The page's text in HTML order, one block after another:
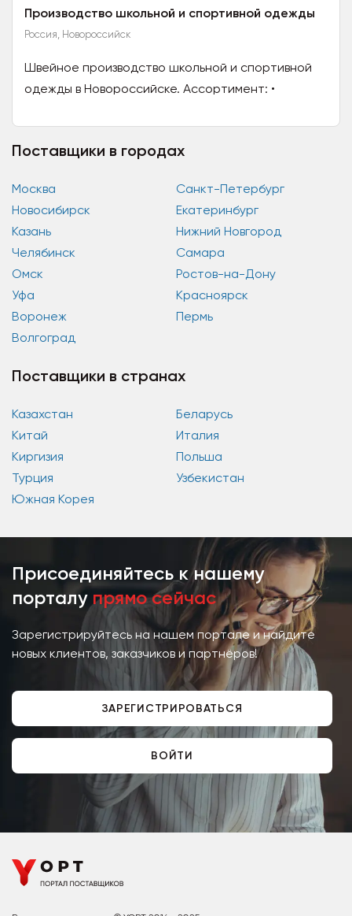
Производство школьной и спортивной одежды
Россия, Новороссийск
Швейное производство школьной и спортивной
одежды в Новороссийске. Ассортимент: •
школьные брюки...
Поставщики в городах
Москва
Санкт-Петербург
Новосибирск
Екатеринбург
Казань
Нижний Новгород
Челябинск
Самара
Омск
Ростов-на-Дону
Уфа
Красноярск
Воронеж
Пермь
Волгоград
Поставщики в странах
Казахстан
Беларусь
Китай
Италия
Киргизия
Польша
Турция
Узбекистан
Южная Корея
Присоединяйтесь к нашему
порталу прямо сейчас
Зарегистрируйтесь на нашем портале и найдите
новых клиентов, заказчиков и партнёров!
ЗАРЕГИСТРИРОВАТЬСЯ
ВОЙТИ